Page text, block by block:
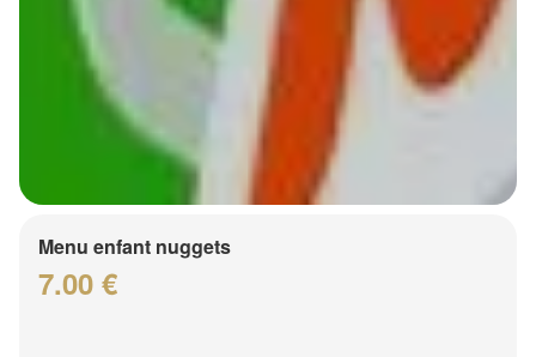
Menu enfant nuggets
7.00 €